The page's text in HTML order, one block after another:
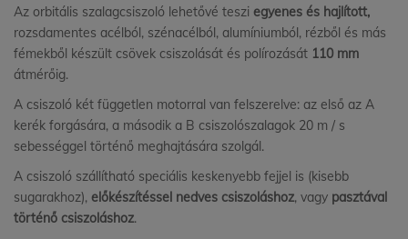
Az orbitális szalagcsiszoló lehetővé teszi egyenes és hajlított,
rozsdamentes acélból, szénacélból, alumíniumból, rézből és más
fémekből készült csövek csiszolását és polírozását 110 mm
átmérőig.
A csiszoló két független motorral van felszerelve: az első az A
kerék forgására, a második a B csiszolószalagok 20 m / s
sebességgel történő meghajtására szolgál.
A csiszoló szállítható speciális keskenyebb fejjel is (kisebb
sugarakhoz), előkészítéssel nedves csiszoláshoz, vagy pasztával
történő csiszoláshoz.